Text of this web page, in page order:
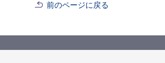
前のページに戻る